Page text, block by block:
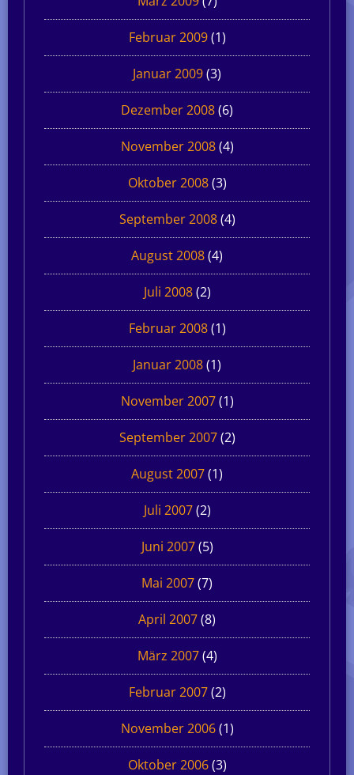
Februar 2009(1)
Januar 2009(3)
Dezember 2008(6)
November 2008(4)
Oktober 2008(3)
September 2008(4)
August 2008(4)
Juli 2008(2)
Februar 2008(1)
Januar 2008(1)
November 2007(1)
September 2007(2)
August 2007(1)
Juli 2007(2)
Juni 2007(5)
Mai 2007(7)
April 2007(8)
März 2007(4)
Februar 2007(2)
November 2006(1)
Oktober 2006(3)